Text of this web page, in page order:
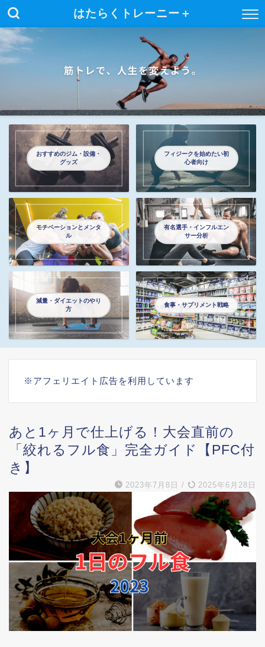
はたらくトレーニー＋
おすすめのジム・設備・
グッズ
フィジークを始めたい初
心者向け
モチベーションとメンタ
ル
有名選手・インフルエン
サー分析
減量・ダイエットのやり
方
食事・サプリメント戦略
※アフェリエイト広告を利用しています
あと1ヶ月で仕上げる！大会直前の
「絞れるフル食」完全ガイド【PFC付
き】
2023年7月8日 / 2025年6月28日